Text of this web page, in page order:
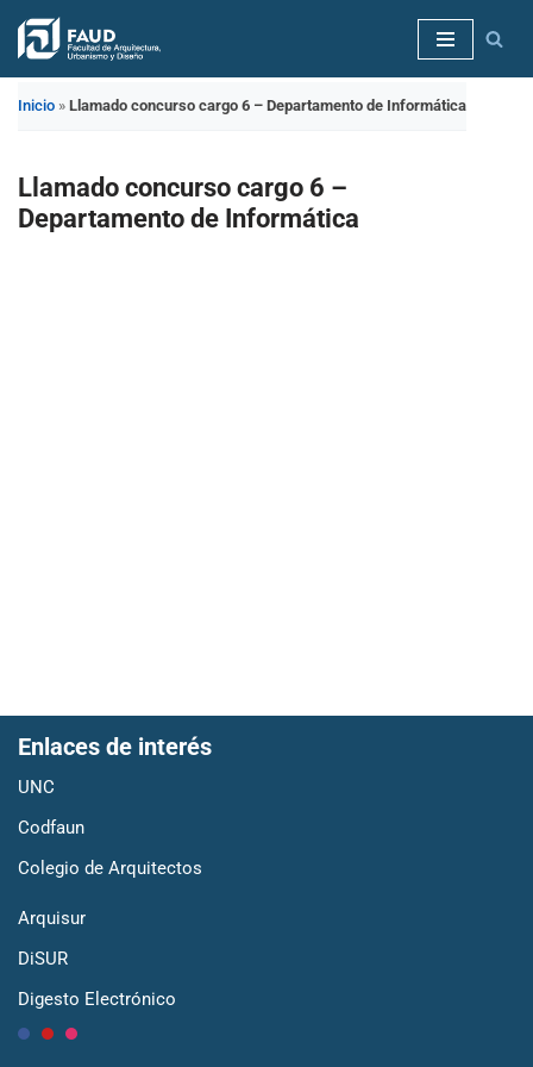
Saltar
Inicio » Llamado concurso cargo 6 – Departamento de Informática
Llamado concurso cargo 6 –
Departamento de Informática
Enlaces de interés
UNC
Codfaun
Colegio de Arquitectos
Arquisur
DiSUR
Digesto Electrónico